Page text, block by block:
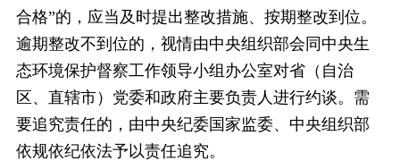
合格”的，应当及时提出整改措施、按期整改到位。
逾期整改不到位的，视情由中央组织部会同中央生
态环境保护督察工作领导小组办公室对省（自治
区、直辖市）党委和政府主要负责人进行约谈。需
要追究责任的，由中央纪委国家监委、中央组织部
依规依纪依法予以责任追究。